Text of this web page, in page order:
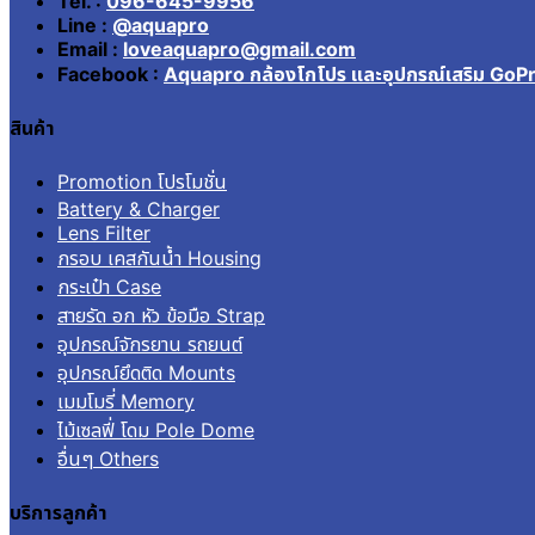
Line : @aquapro
Email : loveaquapro@gmail.com
Facebook : Aquapro กล้องโกโปร และอุปกรณ์เสริม
สินค้า
Promotion โปรโมชั่น
Battery & Charger
Lens Filter
กรอบ เคสกันน้ำ Housing
กระเป๋า Case
สายรัด อก หัว ข้อมือ Strap
อุปกรณ์จักรยาน รถยนต์
อุปกรณ์ยึดติด Mounts
เมมโมรี่ Memory
ไม้เซลฟี่ โดม Pole Dome
อื่นๆ Others
บริการลูกค้า